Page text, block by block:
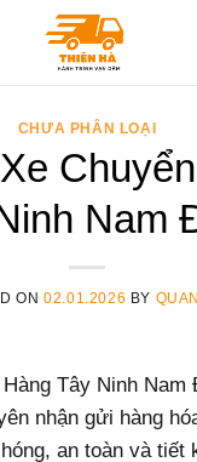
CHƯA PHÂN LOẠI
Nam
ON02.01.2026 BY
Tây Ninh
nhận gửi hàng
an toàn và tiết